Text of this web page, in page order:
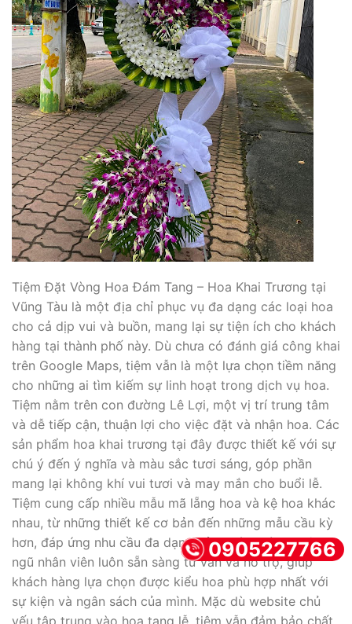
Tiệm Đặt Vòng Hoa Đám Tang – Hoa Khai Trương tại
Vũng Tàu là một địa chỉ phục vụ đa dạng các loại hoa
cho cả dịp vui và buồn, mang lại sự tiện ích cho khách
hàng tại thành phố này. Dù chưa có đánh giá công khai
trên Google Maps, tiệm vẫn là một lựa chọn tiềm năng
cho những ai tìm kiếm sự linh hoạt trong dịch vụ hoa.
Tiệm nằm trên con đường Lê Lợi, một vị trí trung tâm
và dễ tiếp cận, thuận lợi cho việc đặt và nhận hoa. Các
sản phẩm hoa khai trương tại đây được thiết kế với sự
chú ý đến ý nghĩa và màu sắc tươi sáng, góp phần
mang lại không khí vui tươi và may mắn cho buổi lễ.
Tiệm cung cấp nhiều mẫu mã lẵng hoa và kệ hoa khác
nhau, từ những thiết kế cơ bản đến những mẫu cầu kỳ
hơn, đáp ứng nhu cầu đa dạng của khách hàng. Đội
ngũ nhân viên luôn sẵn sàng tư vấn và hỗ trợ, giúp
khách hàng lựa chọn được kiểu hoa phù hợp nhất với
sự kiện và ngân sách của mình. Mặc dù website chủ
0905227766